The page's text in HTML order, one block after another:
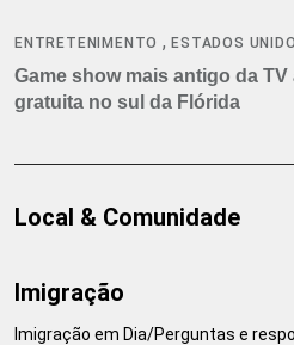
ENTRETENIMENTO ,ESTADOS
Game show mais antigo da
gratuita no sul da Flórida
Local & Comunidade
Imigração
Imigração em Dia/Perguntas e